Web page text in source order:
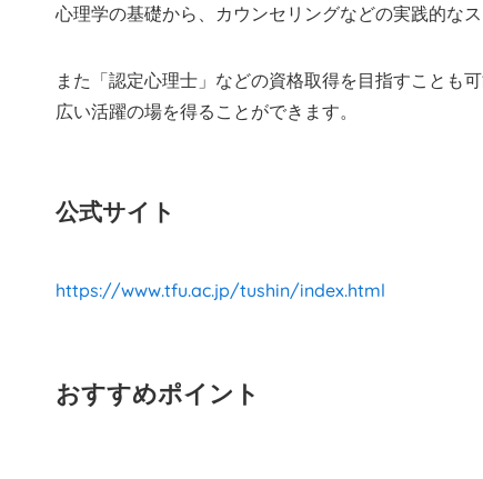
心理学の基礎から、カウンセリングなどの実践的な
また「認定心理士」などの資格取得を目指すことも
広い活躍の場を得ることができます。
公式サイト
https://www.tfu.ac.jp/tushin/index.html
おすすめポイント